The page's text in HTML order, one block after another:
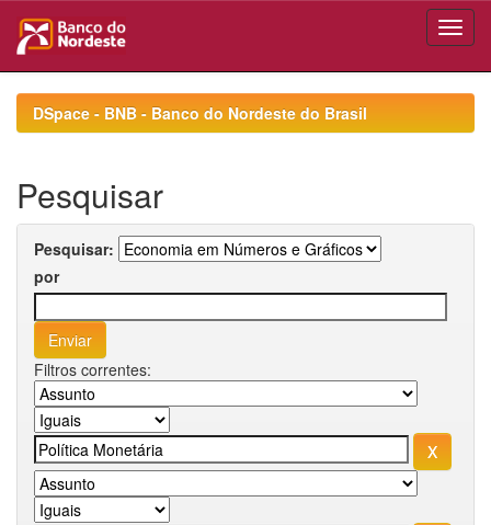
navigationDSpace - BNB - Banco do Nordeste do Brasil
Pesquisar
Pesquisar:
por
Filtros correntes: